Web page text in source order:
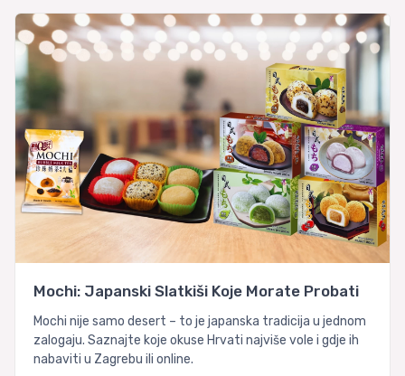
Mochi: Japanski Slatkiši Koje Morate Probati
Mochi nije samo desert – to je japanska tradicija u jednom
zalogaju. Saznajte koje okuse Hrvati najviše vole i gdje ih
nabaviti u Zagrebu ili online.